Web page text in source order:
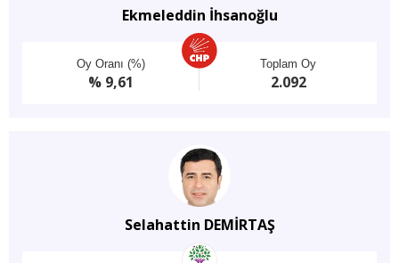
Ekmeleddin İhsanoğlu
Oy Oranı (%)
% 9,61
Toplam Oy
2.092
Selahattin DEMİRTAŞ